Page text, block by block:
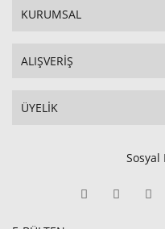
KURUMSAL
ALIŞVERİŞ
ÜYELİK
Sosyal